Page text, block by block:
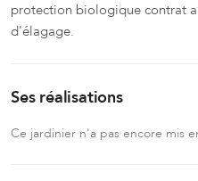
protection biologique contrat
d'élagage.
Ses réalisations
Ce jardinier n'a pas encore mis